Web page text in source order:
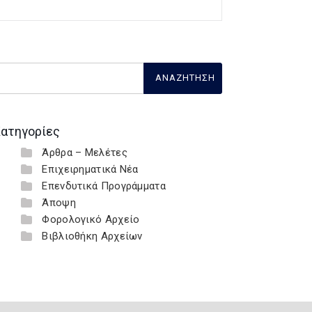
Άρθρα – Μελέτες
Επιχειρηματικά Νέα
Επενδυτικά Προγράμματα
Άποψη
Φορολογικό Αρχείο
Βιβλιοθήκη Αρχείων